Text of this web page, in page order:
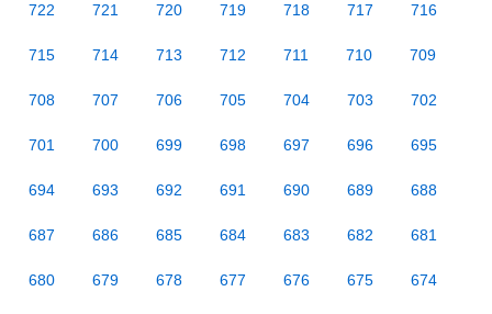
722 721 720 719 718 717 716
715 714 713 712 711 710 709
708 707 706 705 704 703 702
701 700 699 698 697 696 695
694 693 692 691 690 689 688
687 686 685 684 683 682 681
680 679 678 677 676 675 674